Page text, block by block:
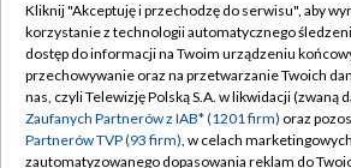
TVP
Abonament TVP
Emisja w TVP
Centrum informacji TVP
Regulamin TVP
Polityka
Moje zgody
Kliknij "Akceptuję i przechodzę do serwisu", aby
korzystanie z technologii automatycznego
dostęp do informacji na Twoim urządzeniu
przechowywanie oraz na przetwarzanie Twoich
nas, czyli Telewizję Polską S.A. w likwidacji (zwaną
Zaufanych Partnerów z IAB* (1201 firm) oraz
Partnerów TVP (93 firm), w celach
zautomatyzowanego dopasowania reklam do